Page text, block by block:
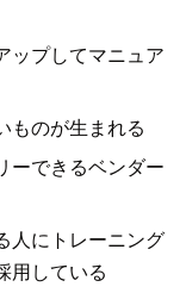
ップしてマニュア
ものが生まれる
ーできるベンダー
人にトレーニング
用している